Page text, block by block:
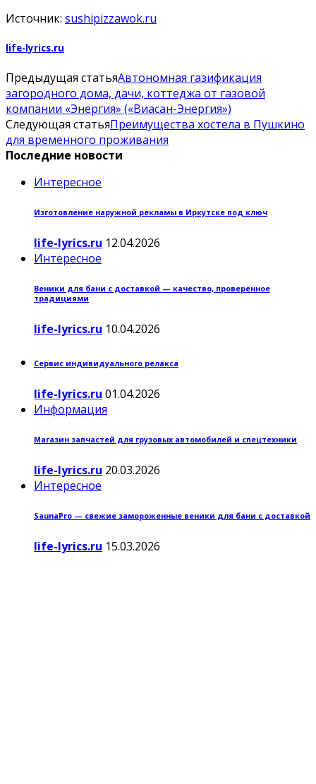
Источник: sushipizzawok.ru
life-lyrics.ru
Предыдущая статьяАвтономная газификация
загородного дома, дачи, коттеджа от газовой
компании «Энергия» («Виасан-Энергия»)
Следующая статьяПреимущества хостела в Пушкино
для временного проживания
Последние новости
Интересное
Изготовление наружной рекламы в Иркутске под ключ
life-lyrics.ru 12.04.2026
Интересное
Веники для бани с доставкой — качество, проверенное
традициями
life-lyrics.ru 10.04.2026
Сервис индивидуального релакса
life-lyrics.ru 01.04.2026
Информация
Магазин запчастей для грузовых автомобилей и спецтехники
life-lyrics.ru 20.03.2026
Интересное
SaunaPro — свежие замороженные веники для бани с доставкой
life-lyrics.ru 15.03.2026